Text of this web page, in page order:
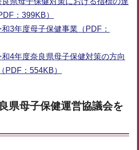
：399KB）
3年度母子保健事業（PDF：
4年度奈良県母子保健対策の方向
PDF：554KB）
県母子保健運営協議会を